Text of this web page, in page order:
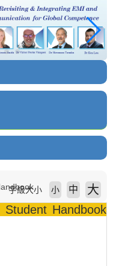
字級大小 小 中
大
Handbook